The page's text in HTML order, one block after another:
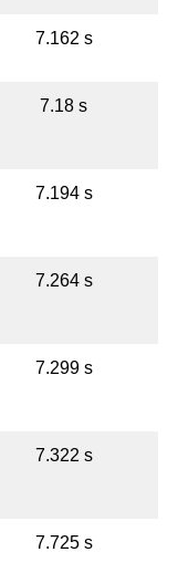
7.162 s
7.18 s
7.194 s
7.264 s
7.299 s
7.322 s
7.725 s